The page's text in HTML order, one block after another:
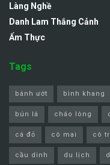
Làng Nghề
Danh Lam Thắng Cảnh
Ẩm Thực
Tags
bánh ướt bình khang
bún lá cháo lòng
cá đỏ cô mai cô
cầu dinh du lịch